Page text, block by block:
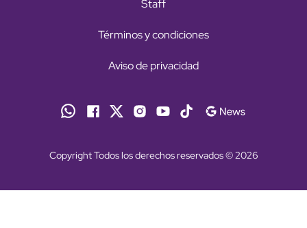
Staff
Términos y condiciones
Aviso de privacidad
Copyright Todos los derechos reservados © 2026